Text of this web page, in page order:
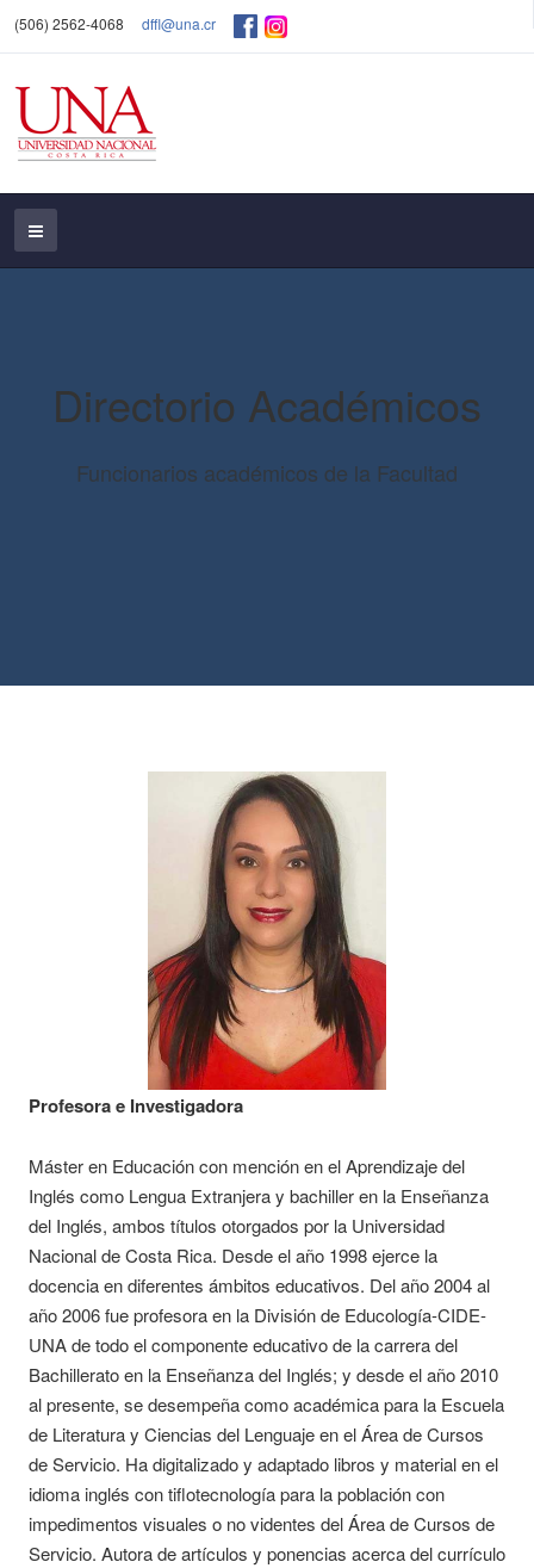
(506) 2562-4068 dffl@una.cr
Directorio Académicos
Funcionarios académicos de la Facultad
Profesora e Investigadora
Máster en Educación con mención en el Aprendizaje del
Inglés como Lengua Extranjera y bachiller en la Enseñanza
del Inglés, ambos títulos otorgados por la Universidad
Nacional de Costa Rica. Desde el año 1998 ejerce la
docencia en diferentes ámbitos educativos. Del año 2004 al
año 2006 fue profesora en la División de Educología-CIDE-
UNA de todo el componente educativo de la carrera del
Bachillerato en la Enseñanza del Inglés; y desde el año 2010
al presente, se desempeña como académica para la Escuela
de Literatura y Ciencias del Lenguaje en el Área de Cursos
de Servicio. Ha digitalizado y adaptado libros y material en el
idioma inglés con tiflotecnología para la población con
impedimentos visuales o no videntes del Área de Cursos de
Servicio. Autora de artículos y ponencias acerca del currículo